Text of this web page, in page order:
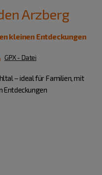
Arzberg
kleinen Entdeckungen
GPX - Datei
– ideal für Familien, mit
Entdeckungen